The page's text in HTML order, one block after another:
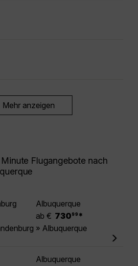
Mehr anzeigen
Minute Flugangebote nach
Albuquerque
ab € 730 99 *
» Albuquerque
Albuquerque